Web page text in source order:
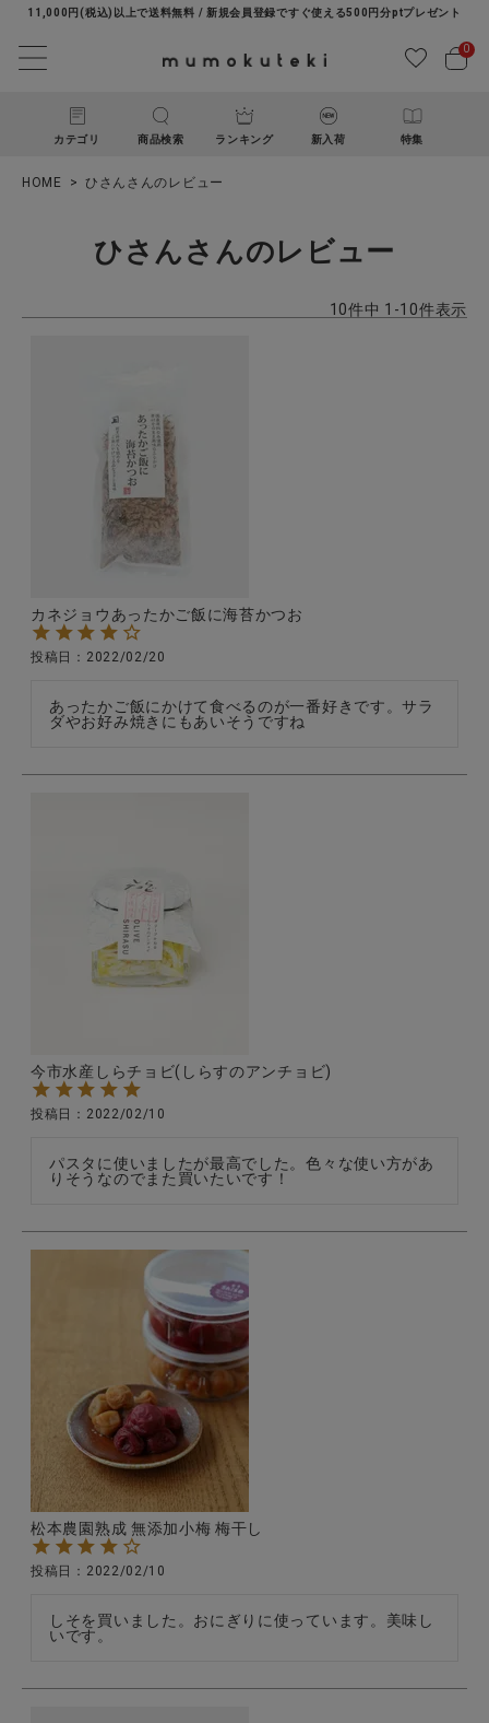
11,000円(税込)以上で送料無料 / 新規会員登録ですぐ使える500円分ptプレゼント
0
カテゴリ 商品検索 ランキング 新入荷 特集
ナチュラル服
ファッション雑貨
ブランド
特集
お問い合わせ
HOME ひさんさんのレビュー
ひさんさんのレビュー
10件中 1 -10件表示
カネジョウあったかご飯に海苔かつお
投稿日 2022/02/20
あったかご飯にかけて食べるのが一番好きです。サラ
ダやお好み焼きにもあいそうですね
今市水産しらチョビ(しらすのアンチョビ)
投稿日 2022/02/10
パスタに使いましたが最高でした。色々な使い方があ
りそうなのでまた買いたいです！
松本農園熟成 無添加小梅 梅干し
投稿日 2022/02/10
しそを買いました。おにぎりに使っています。美味し
いです。